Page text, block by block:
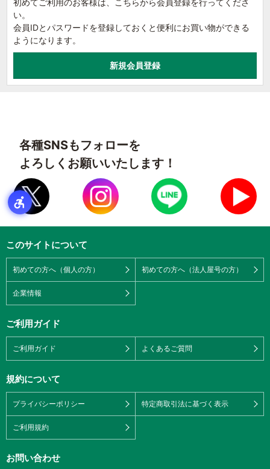
初めてご利用のお客様は、こちらから会員登録を行ってくださ
い。
会員IDとパスワードを登録しておくと便利にお買い物ができる
ようになります。
各種SNSもフォローを
よろしくお願いいたします！
このサイトについて
初めての方へ（個人の方） 初めての方へ（法人屋号の方）
企業情報
ご利用ガイド
ご利用ガイド よくあるご質問
規約について
プライバシーポリシー 特定商取引法に基づく表示
ご利用規約
お問い合わせ